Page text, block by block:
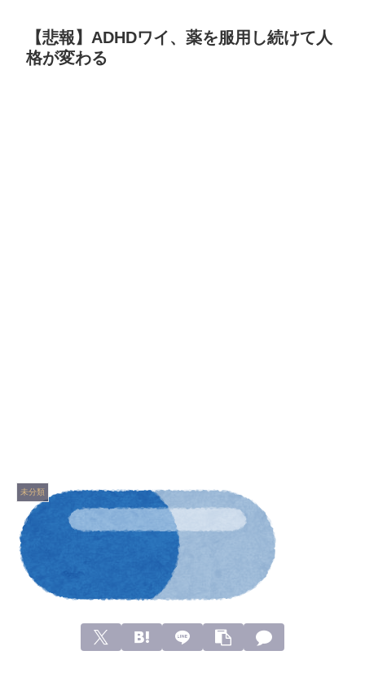
【悲報】ADHDワイ、薬を服用し続けて人
格が変わる
未分類